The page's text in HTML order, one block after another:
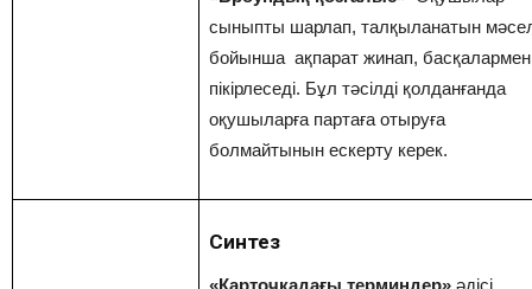
сыныпты шарлап, талқыланатын
бойынша ақпарат жинап, басқалармен
пікірлеседі. Бұл тәсілді қолданғанда
оқушыларға партаға отыруға
болмайтынын ескерту керек.
Синтез
«Карточкадағы терминдер» әдісі